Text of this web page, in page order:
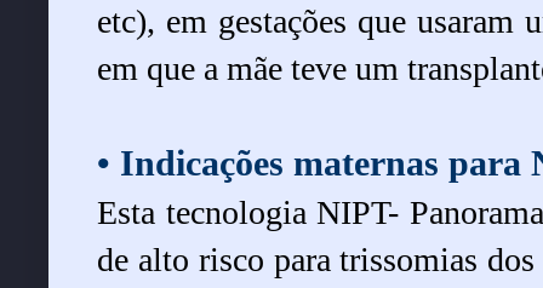
etc), em gestações que usaram
em que a mãe teve um
• Indicações maternas
Esta tecnologia NIPT-
de alto risco para trissomias